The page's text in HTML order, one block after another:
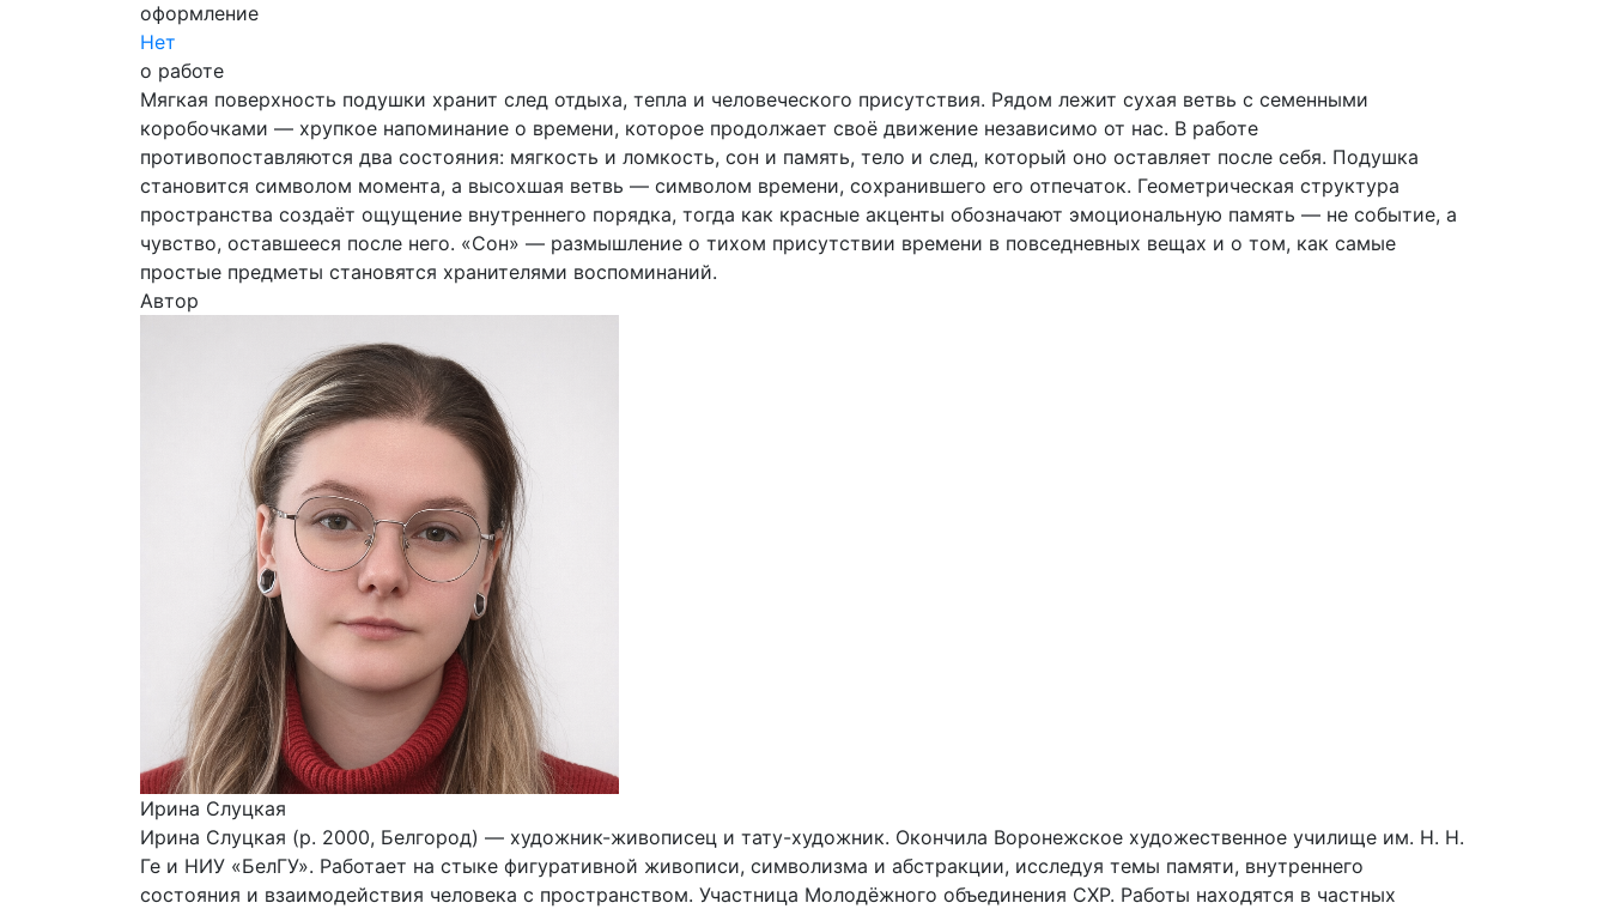
оформление
Нет
о работе
Мягкая поверхность подушки хранит след отдыха, тепла и человеческого присутствия. Рядом лежит сухая ветвь с семенными
коробочками — хрупкое напоминание о времени, которое продолжает своё движение независимо от нас. В работе
противопоставляются два состояния: мягкость и ломкость, сон и память, тело и след, который оно оставляет после себя. Подушка
становится символом момента, а высохшая ветвь — символом времени, сохранившего его отпечаток. Геометрическая структура
пространства создаёт ощущение внутреннего порядка, тогда как красные акценты обозначают эмоциональную память — не событие, а
чувство, оставшееся после него. «Сон» — размышление о тихом присутствии времени в повседневных вещах и о том, как самые
простые предметы становятся хранителями воспоминаний.
Автор
Ирина Слуцкая
Ирина Слуцкая (р. 2000, Белгород) — художник-живописец и тату-художник. Окончила Воронежское художественное училище им. Н. Н.
Ге и НИУ «БелГУ». Работает на стыке фигуративной живописи, символизма и абстракции, исследуя темы памяти, внутреннего
состояния и взаимодействия человека с пространством. Участница Молодёжного объединения СХР. Работы находятся в частных